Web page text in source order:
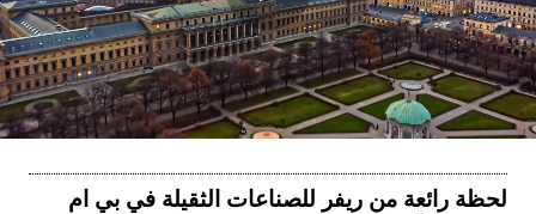
Play
Video
لحظة رائعة من ريفر للصناعات الثقيلة في بي ام